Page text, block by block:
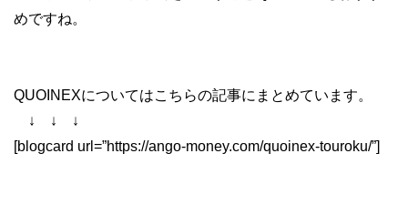
めですね。
QUOINEXについてはこちらの記事にまとめています。
↓ ↓ ↓
[blogcard url=”https://ango-money.com/quoinex-touroku/”]